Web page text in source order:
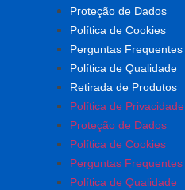
Proteção de Dados
Política de Cookies
Perguntas Frequentes
Política de Qualidade
Retirada de Produtos
Política de Privacidade
Proteção de Dados
Política de Cookies
Perguntas Frequentes
Política de Qualidade